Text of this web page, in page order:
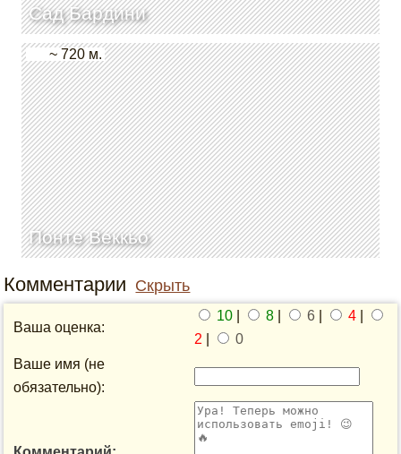
Сад Бардини
Понте Веккьо
~ 720 м.
Комментарии Скрыть
Ваша оценка:
10 8 6 4
2
0
Ваше имя (не
обязательно):